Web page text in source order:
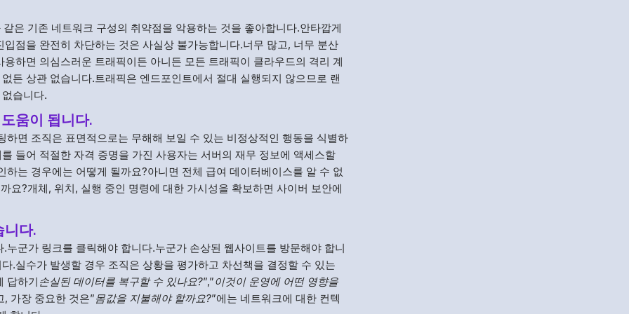
은 기존 네트워크 구성의 취약점을 악용하는 것을 좋아합니다.안타깝게
점을 완전히 차단하는 것은 사실상 불가능합니다.너무 많고, 너무 분산
하면 의심스러운 트래픽이든 아니든 모든 트래픽이 클라우드의 격리 계
든 상관 없습니다.트래픽은 엔드포인트에서 절대 실행되지 않으므로 랜
습니다.
움이 됩니다.
면 조직은 표면적으로는 무해해 보일 수 있는 비정상적인 행동을 식별하
들어 적절한 자격 증명을 가진 사용자는 서버의 재무 정보에 액세스할
는 경우에는 어떻게 될까요?아니면 전체 급여 데이터베이스를 알 수 없
요?개체, 위치, 실행 중인 명령에 대한 가시성을 확보하면 사이버 보안에
니다.
군가 링크를 클릭해야 합니다.누군가 손상된 웹사이트를 방문해야 합니
.실수가 발생할 경우 조직은 상황을 평가하고 차선책을 결정할 수 있는
답하기 손실된 데이터를 복구할 수 있나요?”,”이것이 운영에 어떤 영향을
, 가장 중요한 것은”몸값을 지불해야 할까요?”에는 네트워크에 대한 컨텍